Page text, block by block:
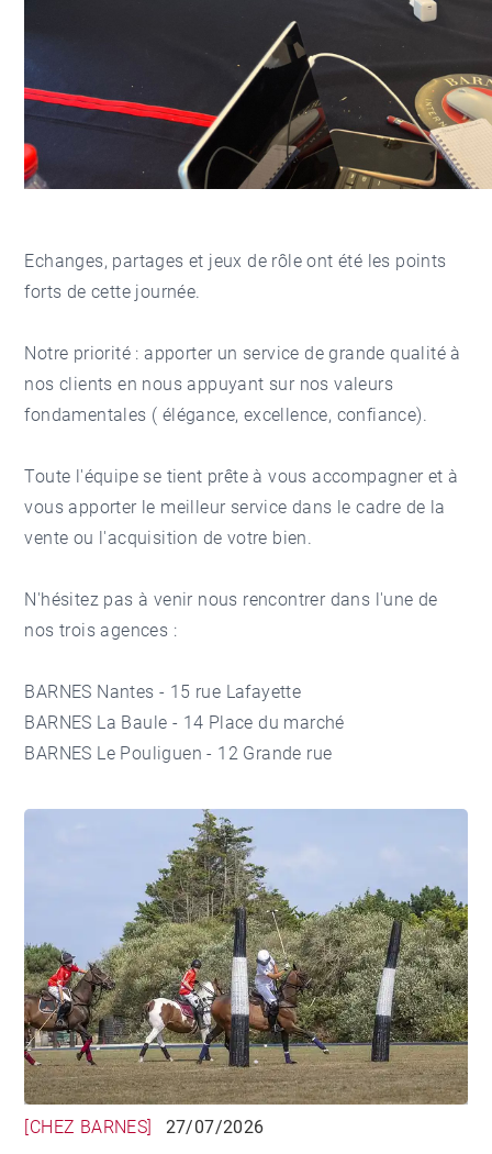
Echanges, partages et jeux de rôle ont été les points
forts de cette journée.
Notre priorité : apporter un service de grande qualité à
nos clients en nous appuyant sur nos valeurs
fondamentales ( élégance, excellence, confiance).
Toute l'équipe se tient prête à vous accompagner et à
vous apporter le meilleur service dans le cadre de la
vente ou l'acquisition de votre bien.
N'hésitez pas à venir nous rencontrer dans l'une de
nos trois agences :
BARNES Nantes - 15 rue Lafayette
BARNES La Baule - 14 Place du marché
BARNES Le Pouliguen - 12 Grande rue
[CHEZ BARNES] 27/07/2026